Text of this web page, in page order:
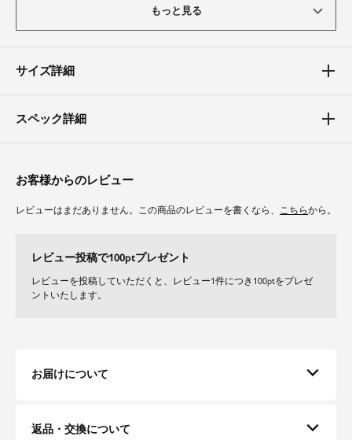
前後差のある丈デザインが腰まわりやヒップをさりげなくカバーし、全体を
バランスよく見せます。
もっと見る
サイズ詳細
スペック詳細
お客様からのレビュー
レビューはまだありません。この商品のレビューを書くなら、 こちらから。
レビュー投稿で100ptプレゼント
レビューを投稿していただくと、レビュー1件につき100ptをプレゼ
ントいたします。
お届けについて
返品・交換について